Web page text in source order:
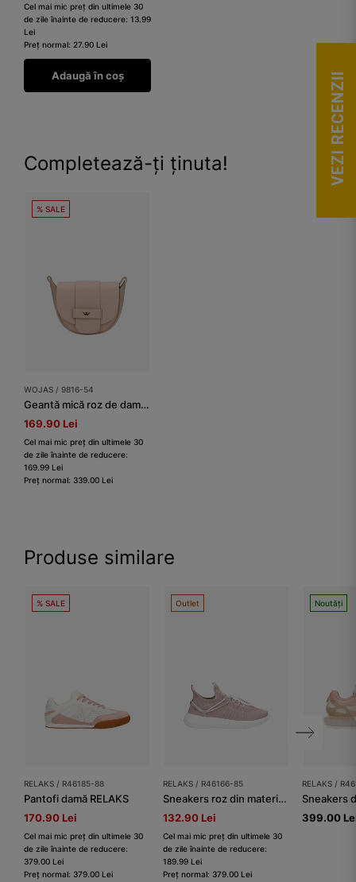
Cel mai mic preț din ultimele 30
de zile înainte de reducere: 13.99
Lei
Preț normal: 27.90 Lei
Adaugă în coș
Completează-ți ținuta!
% SALE
WOJAS / 9816-54
Geantă mică roz de damă din piele granulată
169.90 Lei
Cel mai mic preț din ultimele 30
de zile înainte de reducere:
169.99 Lei
Preț normal: 339.00 Lei
Produse similare
% SALE
RELAKS / R46185-88
Pantofi damă RELAKS
170.90 Lei
Cel mai mic preț din ultimele 30
de zile înainte de reducere:
379.00 Lei
Preț normal: 379.00 Lei
Outlet
RELAKS / R46166-85
Sneakers roz din material RELAKS pe talpă ușoară albă
132.90 Lei
Cel mai mic preț din ultimele 30
de zile înainte de reducere:
189.99 Lei
Preț normal: 379.00 Lei
Noutăți
RELAKS /
399.00
VEZI RECENZII